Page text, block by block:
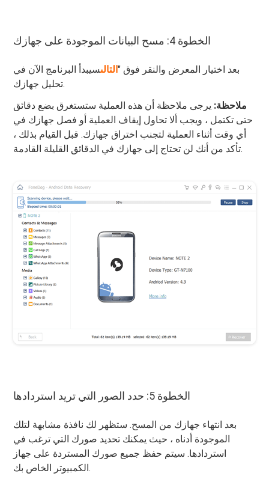
الخطوة 4: مسح البيانات الموجودة على جهازك
بعد اختيار المعرض والنقر فوق "التالىسيبدأ البرنامج الآن في
تحليل جهازك.
ملاحظة: يرجى ملاحظة أن هذه العملية ستستغرق بضع دقائق
حتى تكتمل ، ويجب ألا تحاول إيقاف العملية أو فصل جهازك في
أي وقت أثناء العملية لتجنب اختراق جهازك. قبل القيام بذلك ،
تأكد من أنك لن تحتاج إلى جهازك في الدقائق القليلة القادمة.
الخطوة 5: حدد الصور التي تريد استردادها
بعد انتهاء جهازك من المسح. ستظهر لك نافذة مشابهة لتلك
الموجودة أدناه ، حيث يمكنك تحديد صورك التي ترغب في
استردادها. سيتم حفظ جميع صورك المستردة على جهاز
الكمبيوتر الخاص بك.